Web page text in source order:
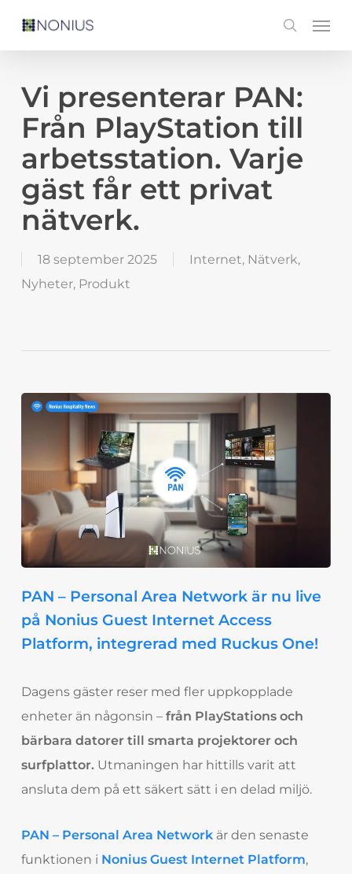
content
search
Menu
Vi presenterar PAN:
Från PlayStation till
arbetsstation. Varje
gäst får ett privat
nätverk.
18 september 2025 Internet, Nätverk,
Nyheter, Produkt
PAN – Personal Area Network är nu live
på Nonius Guest Internet Access
Platform, integrerad med Ruckus One!
Dagens gäster reser med fler uppkopplade
enheter än någonsin – från PlayStations och
bärbara datorer till smarta projektorer och
surfplattor.Utmaningen har hittills varit att
ansluta dem på ett säkert sätt i en delad miljö.
PAN – Personal Area Networkär den senaste
funktionen i Nonius Guest Internet Platform,